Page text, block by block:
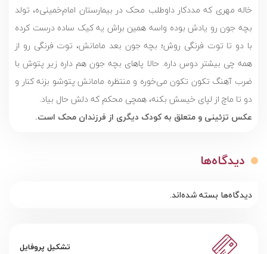
خاله مهری که مددکار داوطلب محک در بیمارستان امام‌خمینی‌ه، تولد
بچه جون رو یادش بوده واسه همین براش یه کیک ساده درست کرده
با دو تا توت فرنگی روش؛ بچه جون بعد مامانش، توت فرنگی رو از
همه چی بیشتر دوس داره. حالا پاهای بچه جون هم داره زیر پتوش با
ضرب آهنگ تکون تکون می‌خوره و منتظره مامانش پتوشو بزنه کنار و
دو تا ماچ از لپای خیسش بکنه، همچی محکم که دلش حال بیاد.
عکس تزئینی و متعلق به کودک دیگری از فرزندان محک است.
دیدگاه‌ها
دیدگاه‌ها بسته شده‌اند.
تشکیل پروفایل